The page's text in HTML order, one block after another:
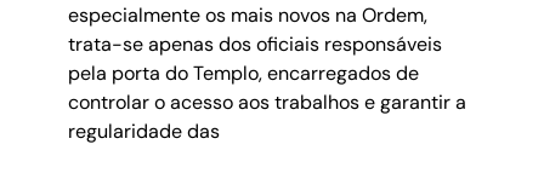
especialmente os mais novos na Ordem,
trata-se apenas dos oficiais responsáveis
pela porta do Templo, encarregados de
controlar o acesso aos trabalhos e garantir a
regularidade das